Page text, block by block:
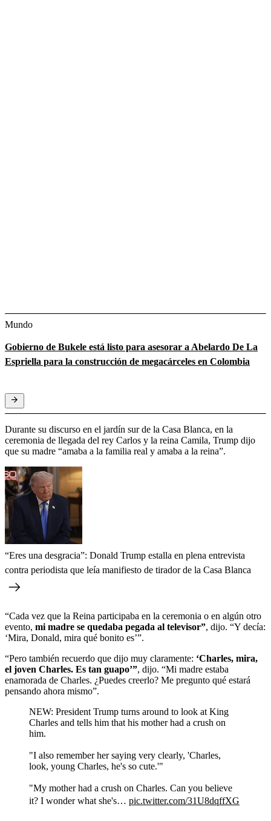
Mundo
Gobierno de Bukele está listo para asesorar a Abelardo De La
Espriella para la construcción de megacárceles en Colombia
Durante su discurso en el jardín sur de la Casa Blanca, en la
ceremonia de llegada del rey Carlos y la reina Camila, Trump dijo
que su madre “amaba a la familia real y amaba a la reina”.
“Eres una desgracia”: Donald Trump estalla en plena entrevista
contra periodista que leía manifiesto de tirador de la Casa Blanca
“Cada vez que la Reina participaba en la ceremonia o en algún otro
evento, mi madre se quedaba pegada al televisor”, dijo. “Y decía:
‘Mira, Donald, mira qué bonito es’”.
“Pero también recuerdo que dijo muy claramente: ‘Charles, mira,
el joven Charles. Es tan guapo’”, dijo. “Mi madre estaba
enamorada de Charles. ¿Puedes creerlo? Me pregunto qué estará
pensando ahora mismo”.
NEW: President Trump turns around to look at King
Charles and tells him that his mother had a crush on
him.
"I also remember her saying very clearly, 'Charles,
look, young Charles, he's so cute.'"
"My mother had a crush on Charles. Can you believe
it? I wonder what she's… pic.twitter.com/31U8dqffXG